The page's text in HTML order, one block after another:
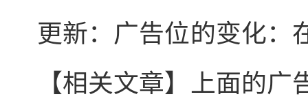
更新：广告位的变化：
【相关文章】上面的